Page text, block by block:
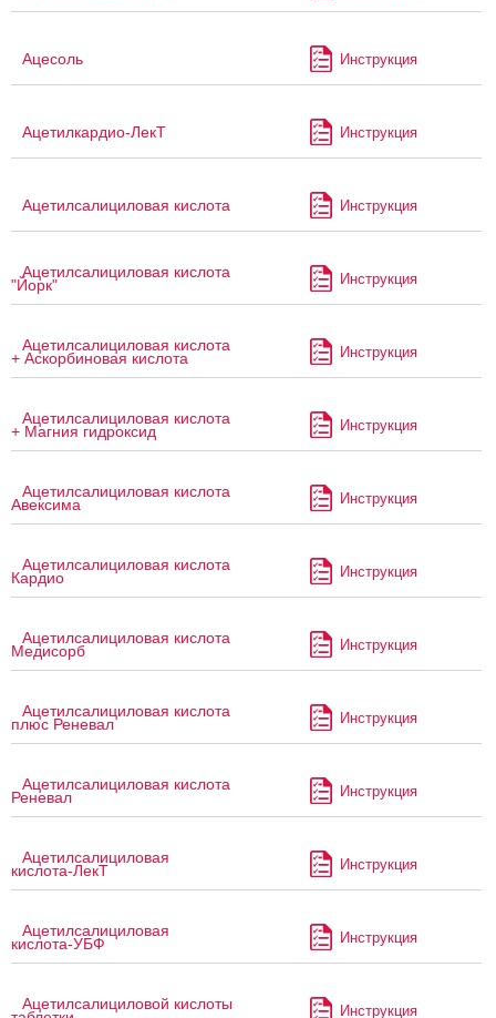
Ацесоль Инструкция
Ацетилкардио-ЛекТ Инструкция
Ацетилсалициловая кислота Инструкция
Ацетилсалициловая кислота
"Йорк" Инструкция
Ацетилсалициловая кислота
+ Аскорбиновая кислота Инструкция
Ацетилсалициловая кислота
+ Магния гидроксид Инструкция
Ацетилсалициловая кислота
Авексима Инструкция
Ацетилсалициловая кислота
Кардио Инструкция
Ацетилсалициловая кислота
Медисорб Инструкция
Ацетилсалициловая кислота
плюс Реневал Инструкция
Ацетилсалициловая кислота
Реневал Инструкция
Ацетилсалициловая
кислота-ЛекТ Инструкция
Ацетилсалициловая
кислота-УБФ Инструкция
Ацетилсалициловой кислоты Инструкция